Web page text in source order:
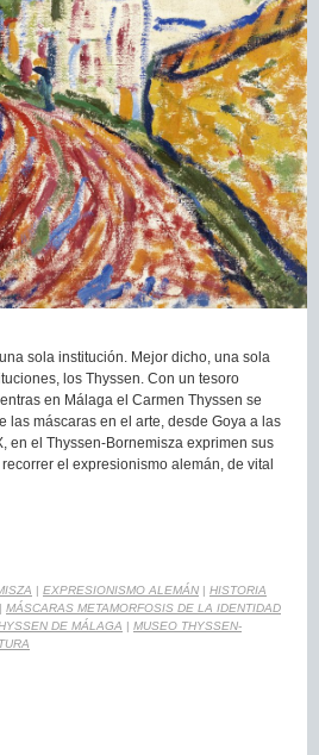
sola institución. Mejor dicho, una sola
los Thyssen. Con un tesoro
en Málaga el Carmen Thyssen se
las máscaras en el arte, desde Goya a las
en el Thyssen-Bornemisza exprimen sus
el expresionismo alemán, de vital
| EXPRESIONISMO ALEMÁN | HISTORIA
| MÁSCARAS METAMORFOSIS DE LA IDENTIDAD
DE MÁLAGA | MUSEO THYSSEN-